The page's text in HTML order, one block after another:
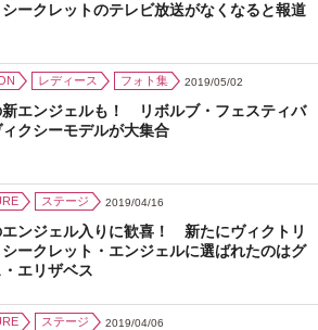
ークレットのテレビ放送がなくなると報道
レディース フォト集 2019/05/02
新エンジェルも！ リボルブ・フェスティバ
クシーモデルが大集合
ステージ 2019/04/16
ンジェル入りに歓喜！ 新たにヴィクトリ
ークレット・エンジェルに選ばれたのはグ
エリザベス
ステージ 2019/04/06